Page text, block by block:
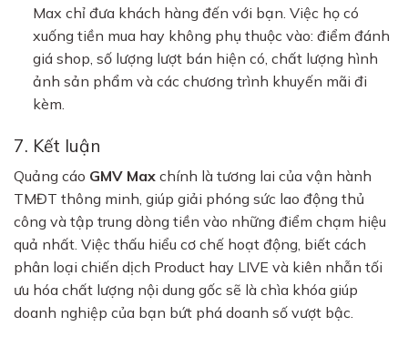
Max chỉ đưa khách hàng đến với bạn. Việc họ có
xuống tiền mua hay không phụ thuộc vào: điểm đánh
giá shop, số lượng lượt bán hiện có, chất lượng hình
ảnh sản phẩm và các chương trình khuyến mãi đi
kèm.
7. Kết luận
Quảng cáo GMV Max chính là tương lai của vận hành
TMĐT thông minh, giúp giải phóng sức lao động thủ
công và tập trung dòng tiền vào những điểm chạm hiệu
quả nhất. Việc thấu hiểu cơ chế hoạt động, biết cách
phân loại chiến dịch Product hay LIVE và kiên nhẫn tối
ưu hóa chất lượng nội dung gốc sẽ là chìa khóa giúp
doanh nghiệp của bạn bứt phá doanh số vượt bậc.